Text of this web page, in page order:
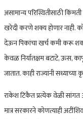
असामान्य परिस्थितीसाठी
खरेदी करणे शक्य होणार नाही.
देऊन पिकांचा खर्च कमी करू
केवळ निर्यातक्षम बटाटे, ऊस,
जातात. काही राज्यांनी
राकेश टिकैत प्रत्येक वेळी
मात्र सरकारने कोणत्याही